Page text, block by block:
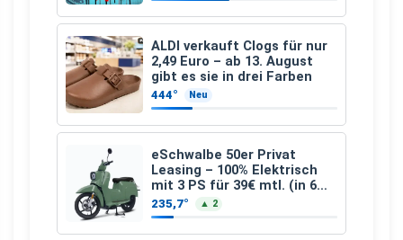
ALDI verkauft Clogs für nur
2,49 Euro – ab 13. August
gibt es sie in drei Farben
444° Neu
eSchwalbe 50er Privat
Leasing – 100% Elektrisch
mit 3 PS für 39€ mtl. (in 6
schicken Farben LF: 0.43, 36
Monate, Bereitstellung:
159,00 €, 2.500 km/Jahr)
235,7° ▲ 2